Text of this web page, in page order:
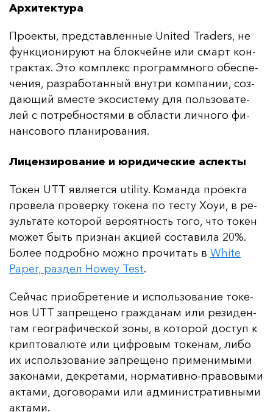
Архитектура
Про­ек­ты, пред­став­лен­ные United Traders, не
фун­кци­они­ру­ют на блок­чей­не или смарт кон­
трак­тах. Это ком­плекс прог­рам­мно­го обес­пе­
че­ния, раз­ра­бо­тан­ный внут­ри ком­па­нии, соз­
да­ющий вмес­те эко­сис­те­му для поль­зо­ва­те­
лей с пот­реб­нос­тя­ми в об­лас­ти лич­но­го фи­
нан­со­во­го пла­ни­ро­ва­ния.
Лицензирование и юридические аспекты
То­кен UTT яв­ля­ет­ся utility. Ко­ман­да про­ек­та
про­ве­ла про­вер­ку то­ке­на по тес­ту Хо­уи, в ре­
зуль­та­те ко­то­рой ве­ро­ят­ность то­го, что то­кен
мо­жет быть приз­нан ак­ци­ей сос­та­ви­ла 20%.
Бо­лее под­роб­но мож­но про­чи­тать в White
Paper, раз­дел Howey Test.
Сей­час при­об­ре­те­ние и ис­поль­зо­ва­ние то­ке­
нов UTT зап­ре­ще­но граж­да­нам или ре­зи­ден­
там ге­ог­ра­фи­чес­кой зо­ны, в ко­то­рой дос­туп к
крип­то­ва­лю­те или циф­ро­вым то­ке­нам, ли­бо
их ис­поль­зо­ва­ние зап­ре­ще­но при­ме­ни­мы­ми
за­ко­на­ми, дек­ре­та­ми, нор­ма­тив­но-пра­во­вы­ми
ак­та­ми, до­го­во­ра­ми или ад­ми­нис­тра­тив­ны­ми
ак­та­ми.